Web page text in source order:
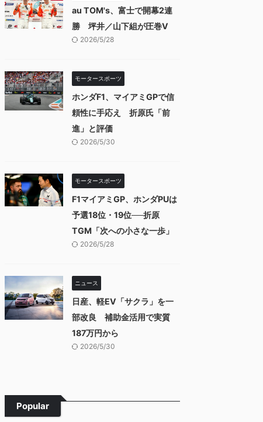
au TOM's、富士で開幕2連
勝 坪井／山下組が圧巻V
2026/5/28
モータースポーツ
ホンダF1、マイアミGPで信
頼性に手応え 折原氏「前
進」と評価
2026/5/30
モータースポーツ
F1マイアミGP、ホンダPUは
予選18位・19位──折原
TGM「次への小さな一歩」
2026/5/28
ニュース
日産、軽EV「サクラ」を一
部改良 補助金活用で実質
187万円から
2026/5/30
Popular